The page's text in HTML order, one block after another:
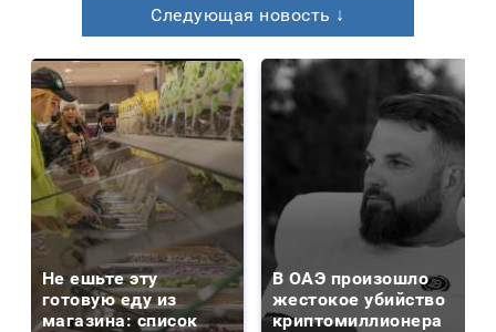
Следующая новость ↓
Не ешьте эту
готовую еду из
магазина: список
В ОАЭ произошло
жестокое убийство
криптомиллионера